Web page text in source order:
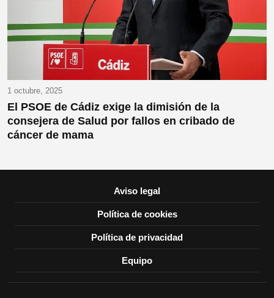
1 octubre, 2025
El PSOE de Cádiz exige la dimisión de la
consejera de Salud por fallos en cribado de
cáncer de mama
Aviso legal
Política de cookies
Política de privacidad
Equipo